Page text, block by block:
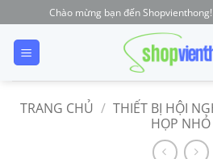
to
content
Chào mừng bạn đến
TRANG CHỦ / THIẾT BỊ HỘI
HỌP NHỎ